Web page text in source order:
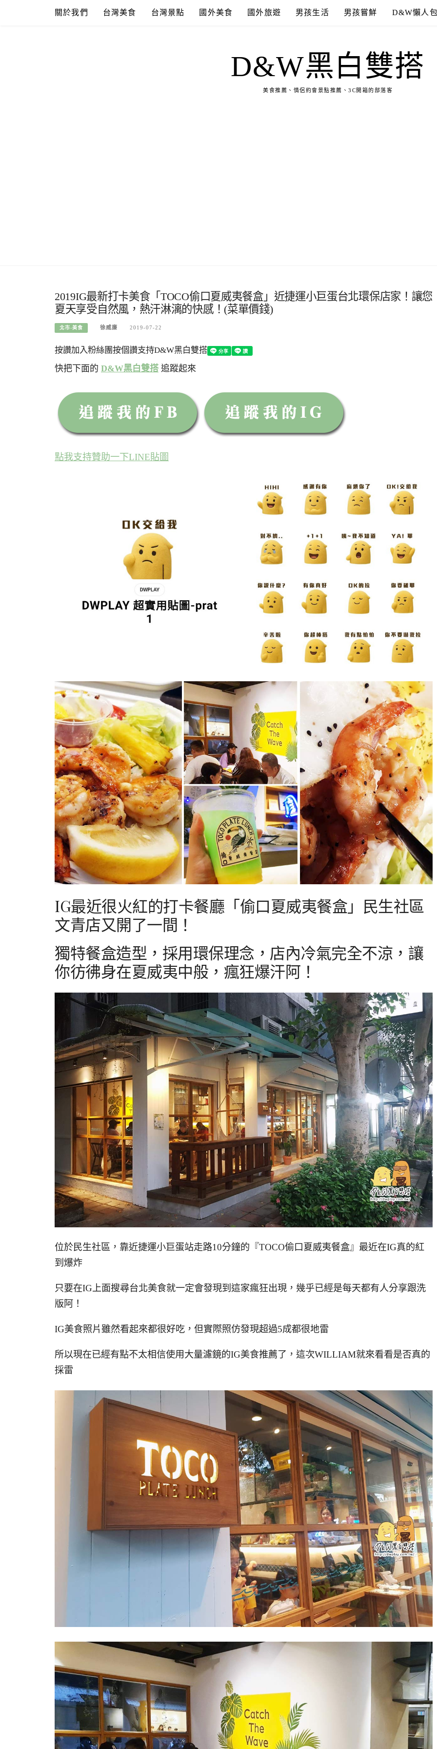
關於我們 台灣美食 台灣景點 國外美食 國外旅遊 男孩生活 男孩嘗鮮 D&W懶人
D&W黑白雙搭
美食推薦、情侶約會景點推薦、3C開箱的部落客
2019IG最新打卡美食「TOCO偷口夏威夷餐盒」近捷運小巨蛋台北環保店家！讓您
夏天享受自然風，熱汗淋漓的快感！(菜單價錢)
北市-美食 徐威廉 2019-07-22
按讚加入粉絲團按個讚支持D&W黑白雙搭
快把下面的 D&W黑白雙搭 追蹤起來
點我支持贊助一下LINE貼圖
IG最近很火紅的打卡餐廳「偷口夏威夷餐盒」民生社區
文青店又開了一間！
獨特餐盒造型，採用環保理念，店內冷氣完全不涼，讓
你彷彿身在夏威夷中般，瘋狂爆汗阿！
位於民生社區，靠近捷運小巨蛋站走路10分鐘的『TOCO偷口夏威夷餐盒』最近在IG真的紅
到爆炸
只要在IG上面搜尋台北美食就一定會發現到這家瘋狂出現，幾乎已經是每天都有人分享跟洗
版阿！
IG美食照片雖然看起來都很好吃，但實際照仿發現超過5成都很地雷
所以現在已經有點不太相信使用大量濾鏡的IG美食推薦了，這次WILLIAM就來看看是否真的
採雷